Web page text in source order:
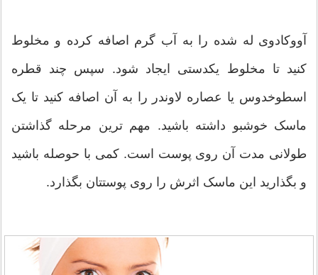
آووکادوی له شده را به آب گرم اصافه کرده و مخلوط
کنید تا مخلوط یکدستی ایجاد شود. سپس چند قطره
اسطوخدوس یا عصاره لاوندر را به آن اصافه کنید تا یک
ماسک خوشبو داشته باشید. مهم ترین مرحله گذاشتن
طولانی مدت آن روی پوست است. کمی با حوصله باشید
و بگذارید این ماسک اثرش را روی پوستتان بگذارد.